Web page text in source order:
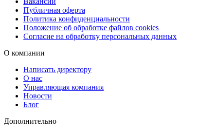
Публичная оферта
Политика конфиденциальности
Положение об обработке файлов cookies
Согласие на обработку персональных данных
О компании
Написать директору
О нас
Управляющая компания
Новости
Блог
Дополнительно